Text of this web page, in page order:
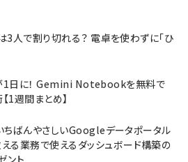
3人で割り切れる？ 電卓を使わずに「ひ
1日に！ Gemini Notebookを無料で
1週間まとめ】
ちばんやさしいGoogleデータポータル
る業務で使えるダッシュボード構築の